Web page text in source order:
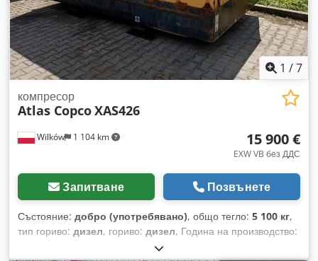
1 /7
Wilków 1 104 km
компресор
Atlas CopcoXAS426
15 900 €
EXW VB без ДДС
Запитване Позвънете
Състояние: добро (употребявано), общо тегло: 5 100 кг,
тип гориво: дизел, гориво: дизел, Година на производство:
, ПРОИЗВОДИТЕЛ - ATLASCOPCO МОДЕЛ - XAS426